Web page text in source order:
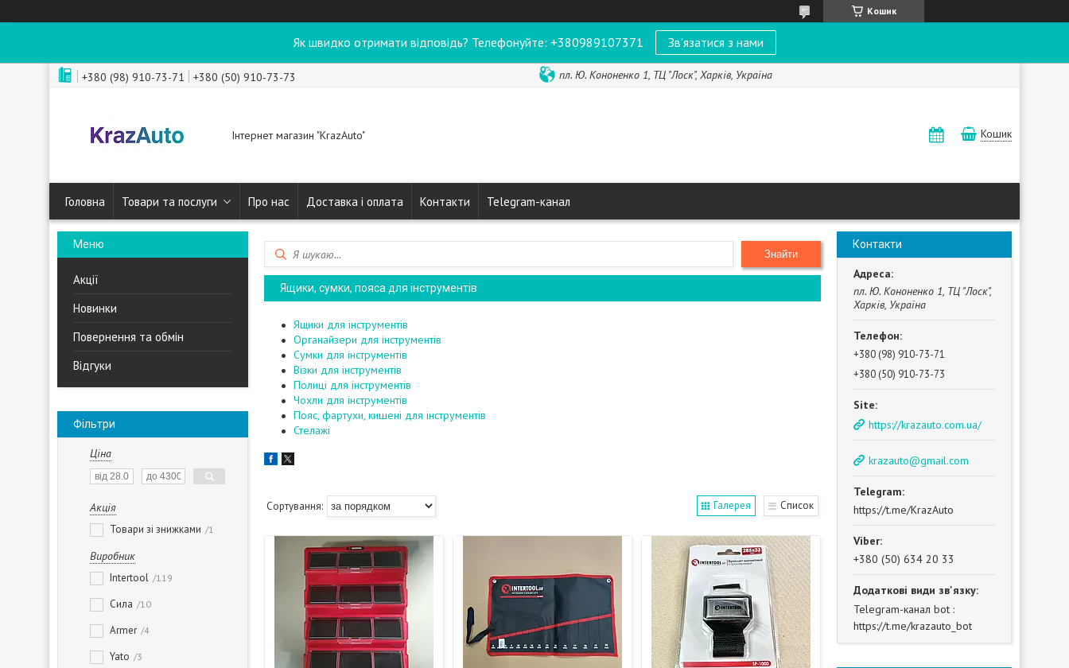
Кошик
Як швидко отримати відповідь? Телефонуйте: +380989107371 Зв'язатися з нами
+380 (98) 910-73-71 +380 (50) 910-73-73 пл. Ю. Кононенко 1, ТЦ "Лоск", Харків, Україна
Інтернет магазин "KrazAuto" Кошик
Головна Товари та послуги Про нас Доставка і оплата Контакти Telegram-канал
Акції
Новинки
Повернення та обмін
Відгуки
Фільтри
Ціна
Акція
Товари зі знижками 1
Виробник
Intertool 119
Сила 10
Armer 4
Yato 3
Знайти
Ящики, сумки, пояса для інструментів
Ящики для інструментів
Органайзери для інструментів
Сумки для інструментів
Візки для інструментів
Полиці для інструментів
Чохли для інструментів
Пояс, фартухи, кишені для інструментів
Стелажі
Галерея Список
Контакти
пл. Ю. Кононенко 1, ТЦ "Лоск",
Харків, Україна
+380 (98) 910-73-71
+380 (50) 910-73-73
https://krazauto.com.ua/
krazauto@gmail.com
https://t.me/KrazAuto
+380 (50) 634 20 33
Telegram-канал bot
https://t.me/krazauto_bot